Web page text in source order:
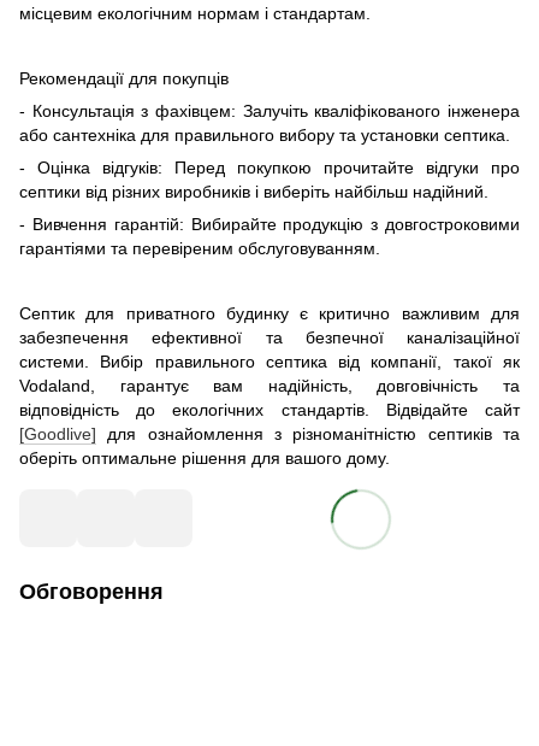
місцевим екологічним нормам і стандартам.
Рекомендації для покупців
- Консультація з фахівцем: Залучіть кваліфікованого інженера
або сантехніка для правильного вибору та установки септика.
- Оцінка відгуків: Перед покупкою прочитайте відгуки про
септики від різних виробників і виберіть найбільш надійний.
- Вивчення гарантій: Вибирайте продукцію з довгостроковими
гарантіями та перевіреним обслуговуванням.
Септик для приватного будинку є критично важливим для
забезпечення ефективної та безпечної каналізаційної
системи. Вибір правильного септика від компанії, такої як
Vodaland, гарантує вам надійність, довговічність та
відповідність до екологічних стандартів. Відвідайте сайт
[Goodlive] для ознайомлення з різноманітністю септиків та
оберіть оптимальне рішення для вашого дому.
Обговорення